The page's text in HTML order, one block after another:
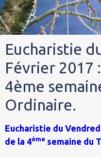
Eucharistie
Février 2017
4ème
Ordinaire.
Eucharistie du
de la 4ème semaine du